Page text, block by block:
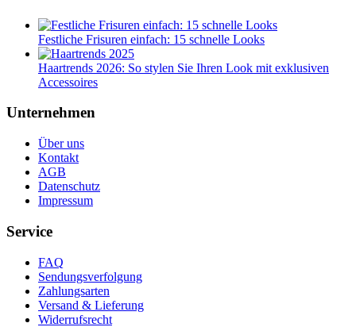
Festliche Frisuren einfach: 15 schnelle Looks
Haartrends 2026: So stylen Sie Ihren Look mit exklusiven
Accessoires
Unternehmen
Über uns
Kontakt
AGB
Datenschutz
Impressum
Service
FAQ
Sendungsverfolgung
Zahlungsarten
Versand & Lieferung
Widerrufsrecht